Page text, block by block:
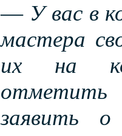
— У вас в
мастера
их на
отметить
заявить о